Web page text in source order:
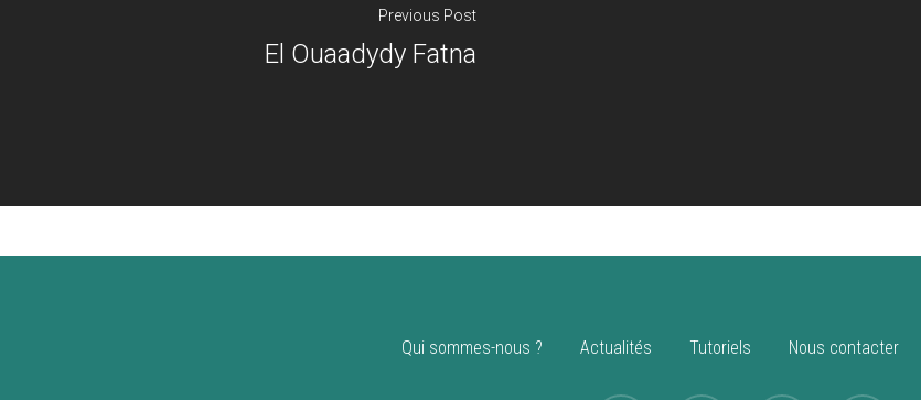
Previous Post
El Ouaadydy Fatna
Qui sommes-nous ? Actualités Tutoriels Nous contacter